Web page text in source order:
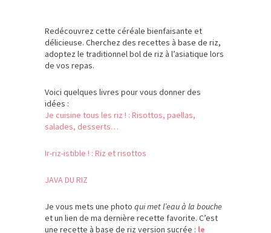
Redécouvrez cette céréale bienfaisante et
délicieuse. Cherchez des recettes à base de riz,
adoptez le traditionnel bol de riz à l’asiatique lors
de vos repas.
Voici quelques livres pour vous donner des
idées :
Je cuisine tous les riz ! : Risottos, paellas,
salades, desserts…
Ir-riz-istible ! : Riz et risottos
JAVA DU RIZ
Je vous mets une photo qui met l’eau à la bouche
et un lien de ma dernière recette favorite. C’est
une recette à base de riz version sucrée : le